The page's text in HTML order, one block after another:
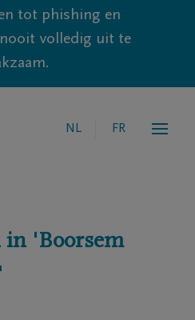
tot phishing en
volledig uit te
NL FR
in 'Boorsem